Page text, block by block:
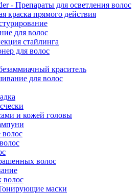
- Препараты для осветления волос
краска прямого действия
для волос
стайлинга
для волос
краситель
для волос
и кожей головы
волос
волос
волос
маски